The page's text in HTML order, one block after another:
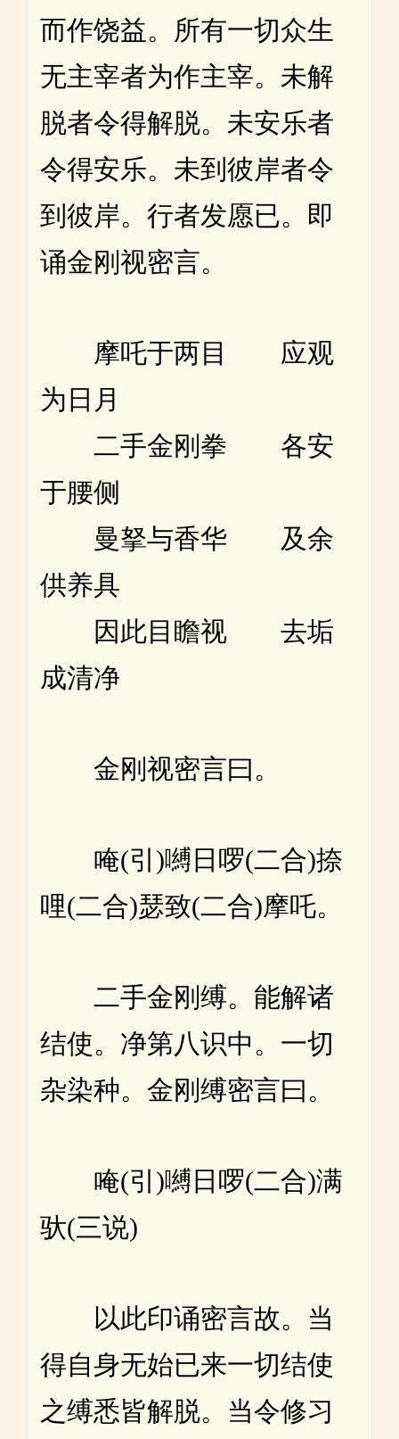
而作饶益。所有一切众生
无主宰者为作主宰。未解
脱者令得解脱。未安乐者
令得安乐。未到彼岸者令
到彼岸。行者发愿已。即
诵金刚视密言。
摩吒于两目 应观
为日月
二手金刚拳 各安
于腰侧
曼拏与香华 及余
供养具
因此目瞻视 去垢
成清净
金刚视密言曰。
唵(引)嚩日啰(二合)捺
哩(二合)瑟致(二合)摩吒。
二手金刚缚。能解诸
结使。净第八识中。一切
杂染种。金刚缚密言曰。
唵(引)嚩日啰(二合)满
驮(三说)
以此印诵密言故。当
得自身无始已来一切结使
之缚悉皆解脱。当令修习